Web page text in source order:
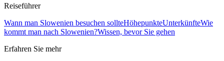
Reiseführer
Wann man Slowenien besuchen sollteHöhepunkteUnterkünfteWie
kommt man nach Slowenien?Wissen, bevor Sie gehen
Erfahren Sie mehr